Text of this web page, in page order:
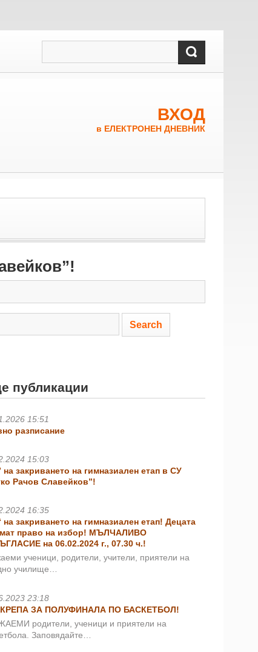
ВХОД
в ЕЛЕКТРОНЕН ДНЕВНИК
публикации
15:51
разписание
15:03
на закриването на гимназиален етап в СУ
Рачов Славейков”!
16:35
на закриването на гимназиален етап! Децата
право на избор! МЪЛЧАЛИВО
на 06.02.2024 г., 07.30 ч.!
ученици, родители, учители, приятели на
училище…
23:18
ЗА ПОЛУФИНАЛА ПО БАСКЕТБОЛ!
родители, ученици и приятели на
Заповядайте…